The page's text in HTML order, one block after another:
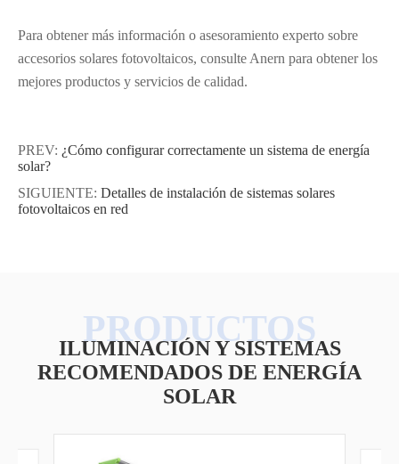
Para obtener más información o asesoramiento experto sobre
accesorios solares fotovoltaicos, consulte Anern para obtener los
mejores productos y servicios de calidad.
PREV: ¿Cómo configurar correctamente un sistema de energía
solar?
SIGUIENTE: Detalles de instalación de sistemas solares
fotovoltaicos en red
ILUMINACIÓN Y SISTEMAS
RECOMENDADOS DE ENERGÍA
SOLAR